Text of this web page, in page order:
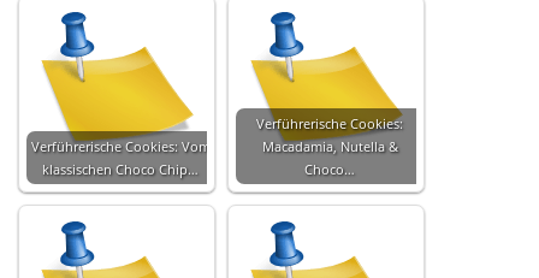
Verführerische Cookies: Vom
klassischen Choco Chip…
Verführerische Cookies:
Macadamia, Nutella &
Choco…